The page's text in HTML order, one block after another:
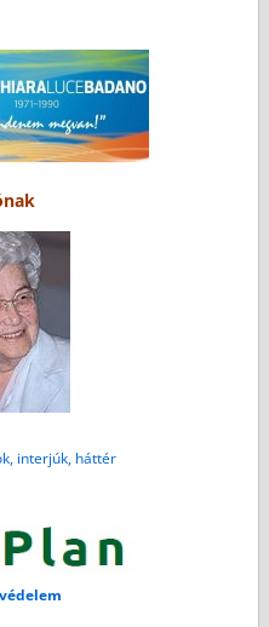
interjúk, háttér